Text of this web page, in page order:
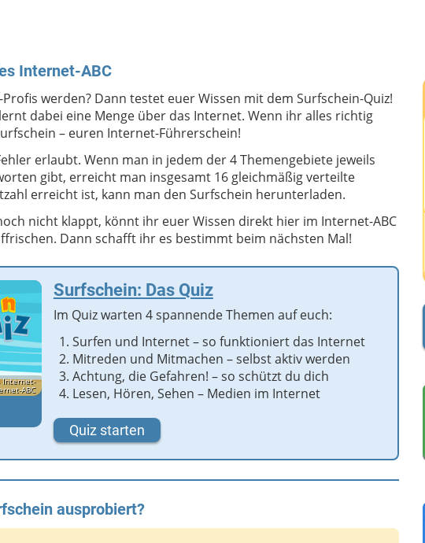
Internet-ABC
werden? Dann testet euer Wissen mit dem Surfschein-Quiz!
dabei eine Menge über das Internet. Wenn ihr alles richtig
– euren Internet-Führerschein!
erlaubt. Wenn man in jedem der 4 Themengebiete jeweils
gibt, erreicht man insgesamt 16 gleichmäßig verteilte
erreicht ist, kann man den Surfschein herunterladen.
nicht klappt, könnt ihr euer Wissen direkt hier im Internet-ABC
Dann schafft ihr es bestimmt beim nächsten Mal!
Internet-
ABC
Surfschein: Das Quiz
Im Quiz warten 4 spannende Themen auf euch:
Surfen und Internet – so funktioniert das Internet
Mitreden und Mitmachen – selbst aktiv werden
Achtung, die Gefahren! – so schützt du dich
Lesen, Hören, Sehen – Medien im Internet
Quiz starten
ausprobiert?